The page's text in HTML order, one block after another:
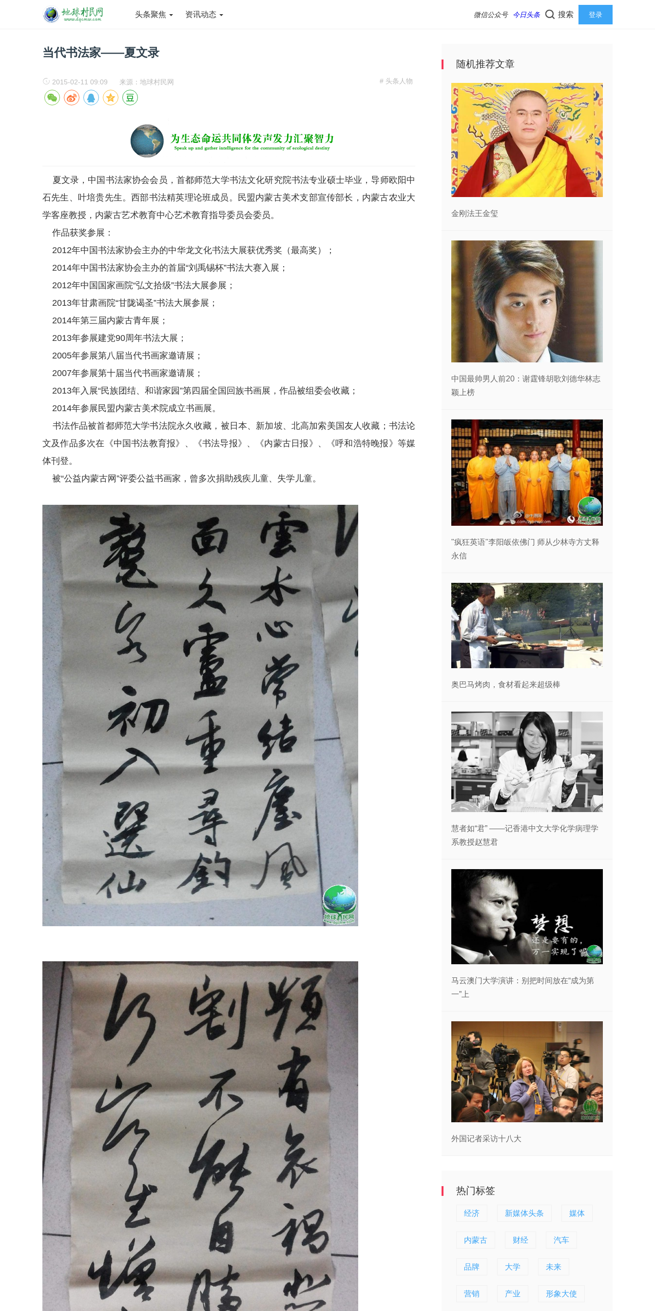
头条聚焦 资讯动态 微信公众号 今日头条 搜索 登录
当代书法家——夏文录
# 头条人物
2015-02-11 09:09 来源：地球村民网
夏文录，中国书法家协会会员，首都师范大学书法文化研究院书法专业硕士毕业，导师欧阳中
石先生、叶培贵先生。西部书法精英理论班成员。民盟内蒙古美术支部宣传部长，内蒙古农业大
学客座教授，内蒙古艺术教育中心艺术教育指导委员会委员。
作品获奖参展：
2012年中国书法家协会主办的中华龙文化书法大展获优秀奖（最高奖）；
2014年中国书法家协会主办的首届“刘禹锡杯”书法大赛入展；
2012年中国国家画院“弘文拾级”书法大展参展；
2013年甘肃画院“甘陇谒圣”书法大展参展；
2014年第三届内蒙古青年展；
2013年参展建党90周年书法大展；
2005年参展第八届当代书画家邀请展；
2007年参展第十届当代书画家邀请展；
2013年入展“民族团结、和谐家园”第四届全国回族书画展，作品被组委会收藏；
2014年参展民盟内蒙古美术院成立书画展。
书法作品被首都师范大学书法院永久收藏，被日本、新加坡、北高加索美国友人收藏；书法论
文及作品多次在《中国书法教育报》、《书法导报》、《内蒙古日报》、《呼和浩特晚报》等媒
体刊登。
被“公益内蒙古网”评委公益书画家，曾多次捐助残疾儿童、失学儿童。
随机推荐文章
金刚法王金玺
中国最帅男人前20：谢霆锋胡歌刘德华林志
颖上榜
"疯狂英语"李阳皈依佛门 师从少林寺方丈释
永信
奥巴马烤肉，食材看起来超级棒
慧者如“君” ——记香港中文大学化学病理学
系教授赵慧君
马云澳门大学演讲：别把时间放在“成为第
一”上
外国记者采访十八大
热门标签
经济 新媒体头条 媒体
内蒙古 财经 汽车
品牌 大学 未来
营销 产业 形象大使